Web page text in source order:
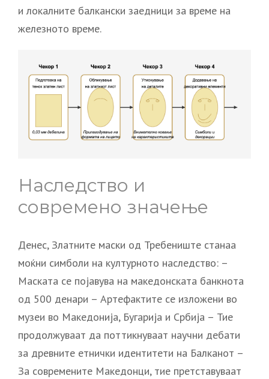
и локалните балкански заедници за време на
железното време.
Наследство и
современо значење
Денес, Златните маски од Требениште станаа
моќни симболи на културното наследство: –
Маската се појавува на македонската банкнота
од 500 денари – Артефактите се изложени во
музеи во Македонија, Бугарија и Србија – Тие
продолжуваат да поттикнуваат научни дебати
за древните етнички идентитети на Балканот –
За современите Македонци, тие претставуваат